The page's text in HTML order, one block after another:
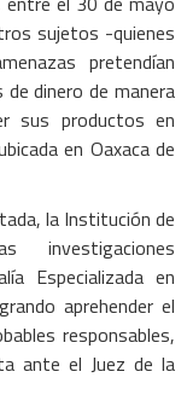
sujetos -quienes
pretendían
dinero de manera
sus productos en
en Oaxaca de
la Institución de
Especializada en
aprehender el
responsables,
ante el Juez de la